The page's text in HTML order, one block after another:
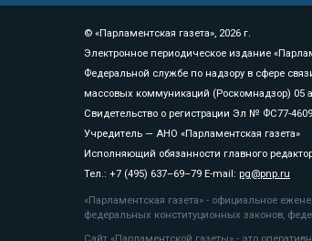
© «Парламентская газета», 2026 г.
Электронное периодическое издание
Федеральной службе по надзору в сфере
массовых коммуникаций (Роскомнадзор) 05
Свидетельство о регистрации Эл № ФС77-
Учредитель — АНО «Парламентская газета»
Исполняющий обязанности главного
Тел.: +7 (495) 637–69–79 E-mail: pg@pnp.ru
«Парламентская газета» - официальное
федеральных конституционных законов,